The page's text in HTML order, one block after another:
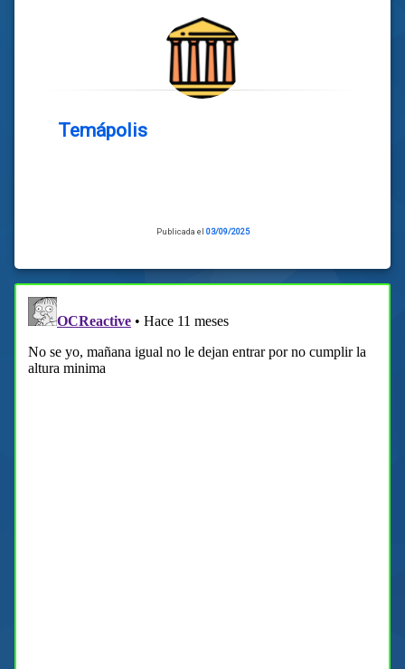
Temápolis
Publicada el 03/09/2025